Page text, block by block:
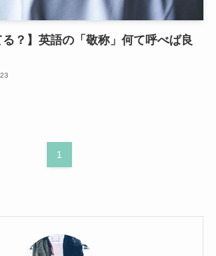
る？】英語の「敬称」何て呼べば良
1